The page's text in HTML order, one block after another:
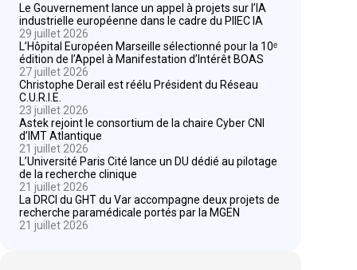
Le Gouvernement lance un appel à projets sur l’IA
industrielle européenne dans le cadre du PIIEC IA
29 juillet 2026
L’Hôpital Européen Marseille sélectionné pour la 10ᵉ
édition de l’Appel à Manifestation d’Intérêt BOAS
27 juillet 2026
Christophe Derail est réélu Président du Réseau
C.U.R.I.E.
23 juillet 2026
Astek rejoint le consortium de la chaire Cyber CNI
d’IMT Atlantique
21 juillet 2026
L’Université Paris Cité lance un DU dédié au pilotage
de la recherche clinique
21 juillet 2026
La DRCI du GHT du Var accompagne deux projets de
recherche paramédicale portés par la MGEN
21 juillet 2026